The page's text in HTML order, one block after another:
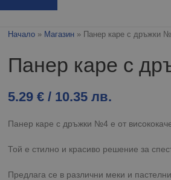
Начало» Магазин» Панер каре с дръжки
Панер каре с
5.29 € / 10.35 лв.
Панер каре с дръжки №4 е от
Той е стилно и красиво решение за
Предлага се в различни меки и пастелни